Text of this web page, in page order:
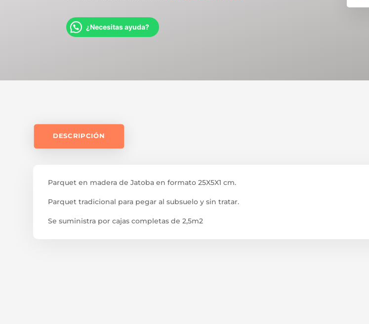
¿Necesitas ayuda?
DESCRIPCIÓN
Parquet en madera de Jatoba en formato 25X5X1 cm.
Parquet tradicional para pegar al subsuelo y sin tratar.
Se suministra por cajas completas de 2,5m2